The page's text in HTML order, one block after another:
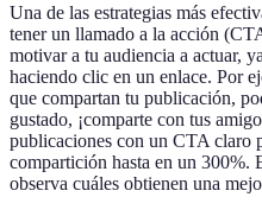
Una de las estrategias más
tener un llamado a la acción
motivar a tu audiencia a actuar,
haciendo clic en un enlace. Por
que compartan tu publicación,
gustado, ¡comparte con tus
publicaciones con un CTA claro
compartición hasta en un 300%.
observa cuáles obtienen una